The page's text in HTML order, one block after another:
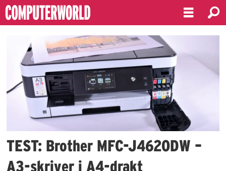
Emne:
test
av
skanner
TEST: Brother MFC-J4620DW –
A3-skriver i A4-drakt